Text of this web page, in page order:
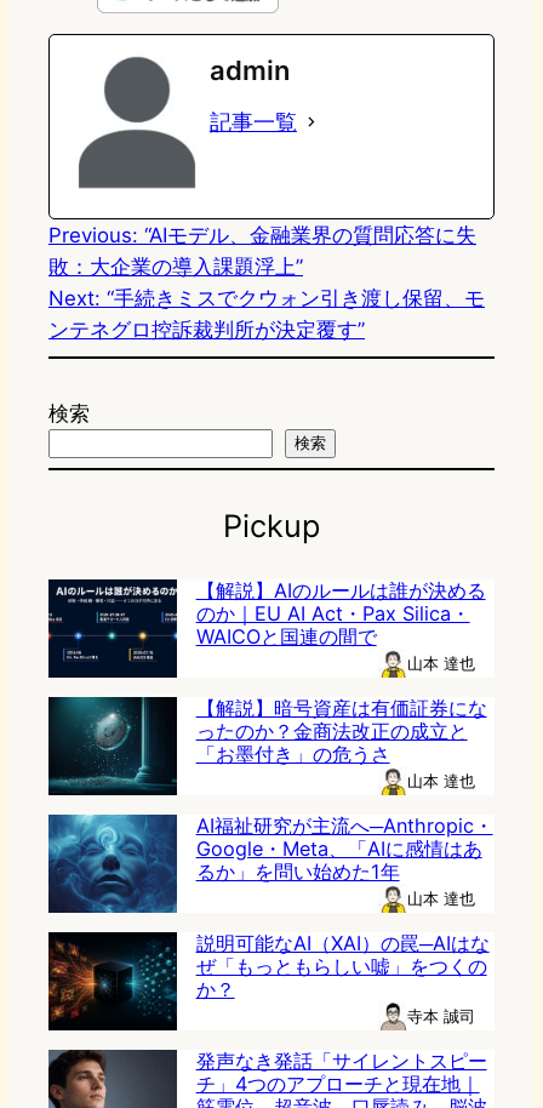
e
t
o
d
n
e
s
k
e
k
e
admin
記事一覧
Previous: “AIモデル、金融業界の質問応答に失
敗：大企業の導入課題浮上”
Next: “手続きミスでクウォン引き渡し保留、モ
ンテネグロ控訴裁判所が決定覆す”
検索
検索
Pickup
【解説】AIのルールは誰が決める
のか｜EU AI Act・Pax Silica・
WAICOと国連の間で
山本 達也
【解説】暗号資産は有価証券にな
ったのか？金商法改正の成立と
「お墨付き」の危うさ
山本 達也
AI福祉研究が主流へ─Anthropic・
Google・Meta、「AIに感情はあ
るか」を問い始めた1年
山本 達也
説明可能なAI（XAI）の罠─AIはな
ぜ「もっともらしい嘘」をつくの
か？
寺本 誠司
発声なき発話「サイレントスピー
チ」4つのアプローチと現在地｜